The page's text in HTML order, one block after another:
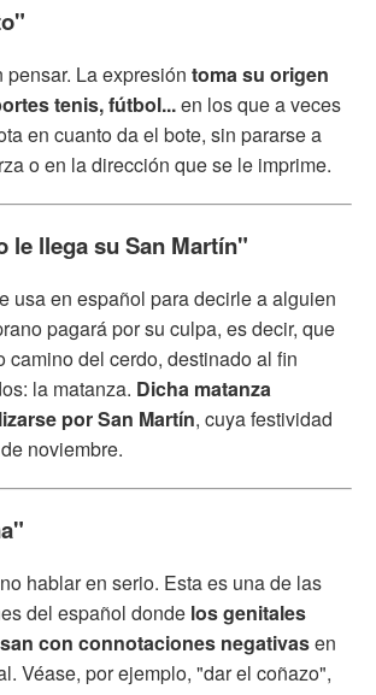
La expresión toma su origen
tenis, fútbol...en los que a veces
en cuanto da el bote, sin pararse a
o en la dirección que se le imprime.
le llega su San Martín"
usa en español para decirle a alguien
pagará por su culpa, es decir, que
camino del cerdo, destinado al fin
la matanza. Dicha matanza
por San Martín, cuya festividad
noviembre.
hablar en serio. Esta es una de las
del español donde los genitales
con connotaciones negativasen
Véase, por ejemplo, "dar el coñazo",